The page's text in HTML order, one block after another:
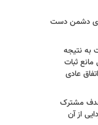
دشمن دست
به نتیجه
ثبات
عادی
هدف مشترک
از آن